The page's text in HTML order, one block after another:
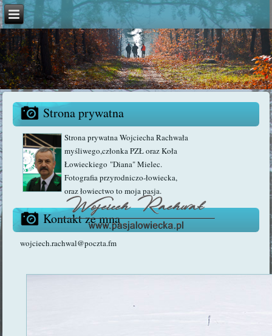
Strona prywatna
Strona prywatna Wojciecha Rachwała
myśliwego,członka PZŁ oraz Koła
Łowieckiego "Diana" Mielec.
Fotografia przyrodniczo-łowiecka,
oraz łowiectwo to moja pasja.
Kontakt ze mną
wojciech.rachwal@poczta.fm